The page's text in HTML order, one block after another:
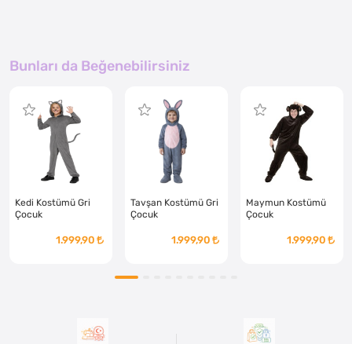
Bunları da Beğenebilirsiniz
Kedi Kostümü Gri
Çocuk
1.999,90
Tavşan Kostümü Gri
Çocuk
1.999,90
Maymun Kostümü
Çocuk
1.999,90